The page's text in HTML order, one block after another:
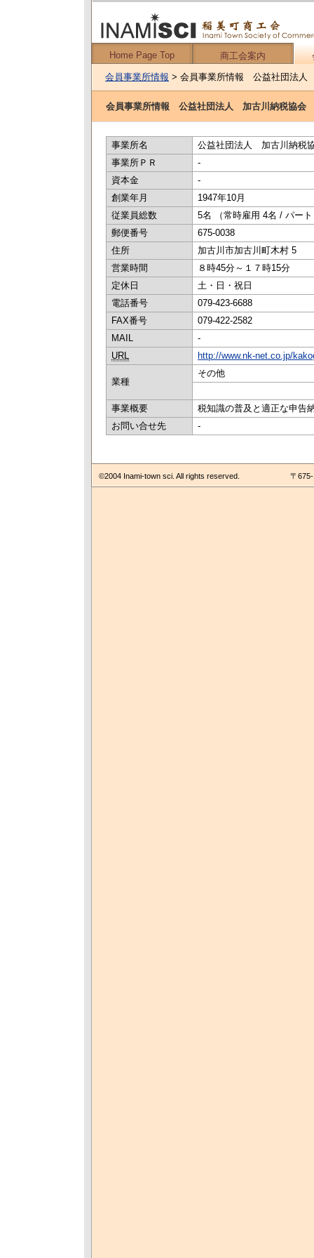
Home Page Top 商工会案内
会員事業所情報 > 会員事業所情報 公益社団法人
会員事業所情報 公益社団法人 加古川納税協会
事業所名
公益社団法人 加古川納税
事業所ＰＲ
-
資本金
-
創業年月
1947年10月
従業員総数
5名 （常時雇用 4名 / パー
郵便番号
675-0038
住所
加古川市加古川町木村 5
営業時間
８時45分～１７時15分
定休日
土・日・祝日
電話番号
079-423-6688
FAX番号
079-422-2582
MAIL
-
URL
http://www.nk-net.co.jp/
業種
その他
事業概要
税知識の普及と適正な申告
お問い合せ先
-
〒
©2004 Inami-town sci. All rights reserved.